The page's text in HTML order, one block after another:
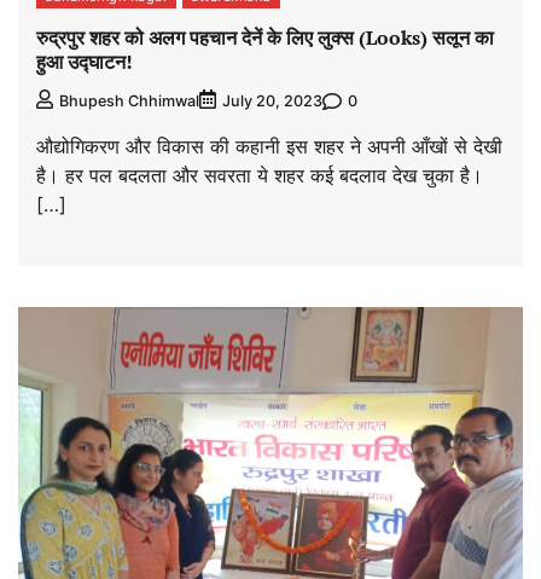
रुद्रपुर शहर को अलग पहचान देनें के लिए लुक्स (Looks) सलून का
हुआ उद्घाटन!
Bhupesh Chhimwal July 20, 2023 0
औद्योगिकरण और विकास की कहानी इस शहर ने अपनी आँखों से देखी
है। हर पल बदलता और सवरता ये शहर कई बदलाव देख चुका है।
[…]